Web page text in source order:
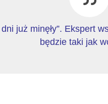
dni już minęły”. Ekspert
będzie taki jak